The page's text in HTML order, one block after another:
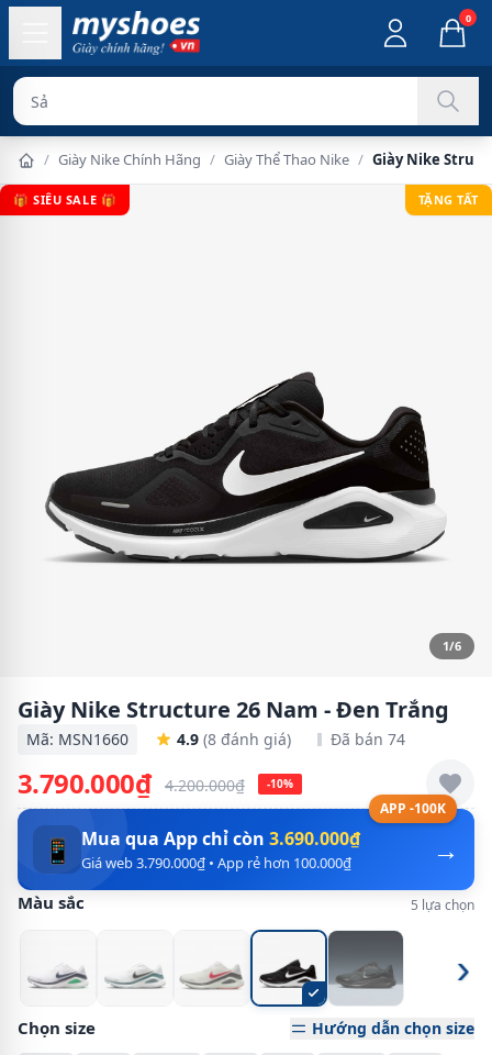
0
Sản phẩm chín
/ Giày Nike Chính Hãng / Giày Thể Thao Nike / Giày Nike
🎁 SIÊU SALE 🎁 TẶNG TẤT
1/6
Giày Nike Structure 26 Nam - Đen Trắng
Mã: MSN1660 4.9 (8 đánh giá) Đã bán 74
3.790.000₫ 4.200.000₫ -10%
APP -100K
→
📱 Mua qua App chỉ còn 3.690.000₫
Giá web 3.790.000₫ • App rẻ hơn 100.000₫
Màu sắc 5 lựa chọn
›
Chọn size Hướng dẫn chọn size